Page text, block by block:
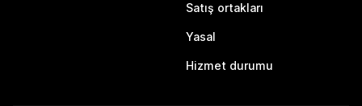
Satış ortakları
Yasal
Hizmet durumu